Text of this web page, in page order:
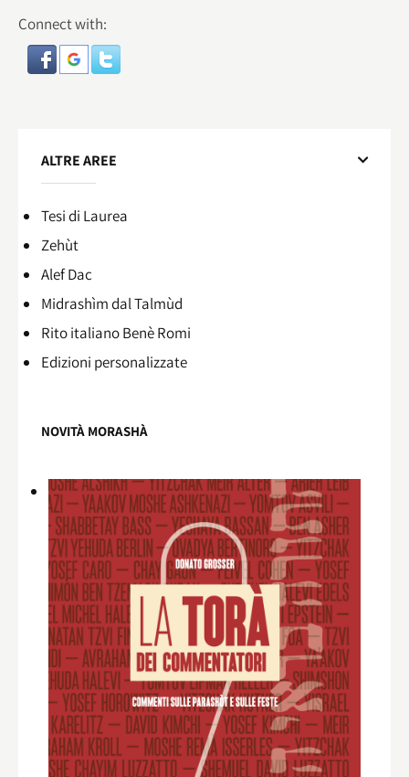
Connect with:
ALTRE AREE
Tesi di Laurea
Zehùt
Alef Dac
Midrashìm dal Talmùd
Rito italiano Benè Romi​
Edizioni personalizzate
NOVITÀ MORASHÀ